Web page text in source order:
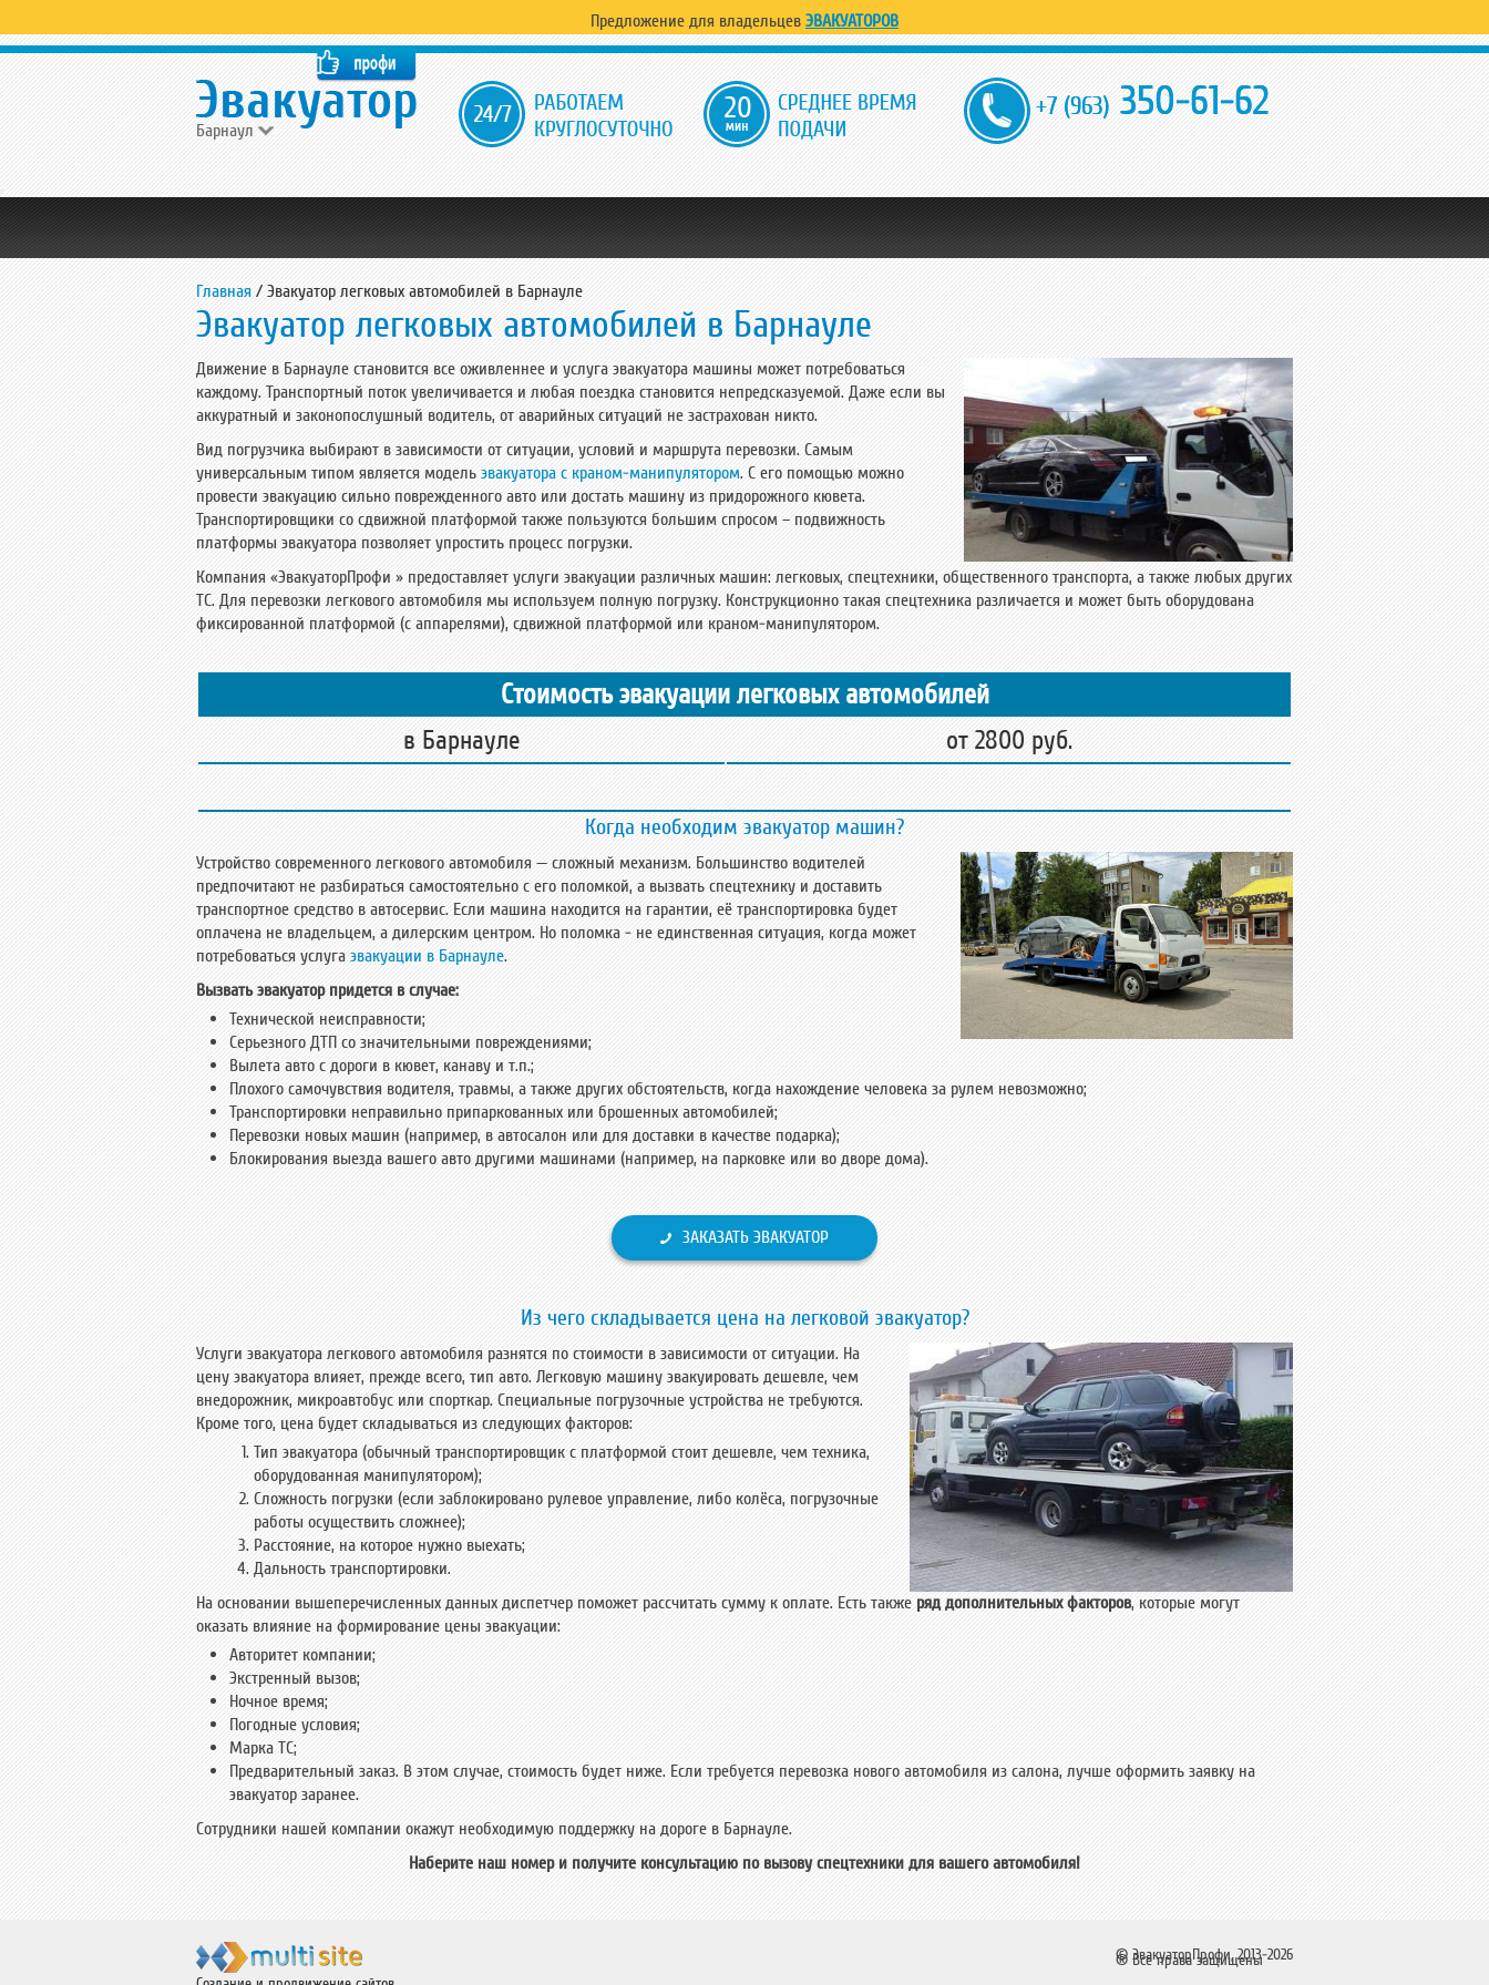
Предложение для владельцев ЭВАКУАТОРОВ
Барнаул
20 +7 (963) 350-61-62
Главная / Эвакуатор легковых автомобилей в Барнауле
Эвакуатор легковых автомобилей в Барнауле
Движение в Барнауле становится все оживленнее и услуга эвакуатора машины может потребоваться
каждому. Транспортный поток увеличивается и любая поездка становится непредсказуемой. Даже если вы
аккуратный и законопослушный водитель, от аварийных ситуаций не застрахован никто.
Вид погрузчика выбирают в зависимости от ситуации, условий и маршрута перевозки. Самым
универсальным типом является модель эвакуатора с краном-манипулятором. С его помощью можно
провести эвакуацию сильно поврежденного авто или достать машину из придорожного кювета.
Транспортировщики со сдвижной платформой также пользуются большим спросом – подвижность
платформы эвакуатора позволяет упростить процесс погрузки.
Компания «ЭвакуаторПрофи » предоставляет услуги эвакуации различных машин: легковых, спецтехники, общественного транспорта, а также любых других
ТС. Для перевозки легкового автомобиля мы используем полную погрузку. Конструкционно такая спецтехника различается и может быть оборудована
фиксированной платформой (с аппарелями), сдвижной платформой или краном-манипулятором.
Стоимость эвакуации легковых автомобилей
в Барнауле от 2800 руб.
Когда необходим эвакуатор машин?
Устройство современного легкового автомобиля — сложный механизм. Большинство водителей
предпочитают не разбираться самостоятельно с его поломкой, а вызвать спецтехнику и доставить
транспортное средство в автосервис. Если машина находится на гарантии, её транспортировка будет
оплачена не владельцем, а дилерским центром. Но поломка - не единственная ситуация, когда может
потребоваться услуга эвакуации в Барнауле.
Вызвать эвакуатор придется в случае:
Технической неисправности;
Серьезного ДТП со значительными повреждениями;
Вылета авто с дороги в кювет, канаву и т.п.;
Плохого самочувствия водителя, травмы, а также других обстоятельств, когда нахождение человека за рулем невозможно;
Транспортировки неправильно припаркованных или брошенных автомобилей;
Перевозки новых машин (например, в автосалон или для доставки в качестве подарка);
Блокирования выезда вашего авто другими машинами (например, на парковке или во дворе дома).
ЗАКАЗАТЬ ЭВАКУАТОР
Из чего складывается цена на легковой эвакуатор?
Услуги эвакуатора легкового автомобиля разнятся по стоимости в зависимости от ситуации. На
цену эвакуатора влияет, прежде всего, тип авто. Легковую машину эвакуировать дешевле, чем
внедорожник, микроавтобус или спорткар. Специальные погрузочные устройства не требуются.
Кроме того, цена будет складываться из следующих факторов:
Тип эвакуатора (обычный транспортировщик с платформой стоит дешевле, чем техника,
оборудованная манипулятором);
Сложность погрузки (если заблокировано рулевое управление, либо колёса, погрузочные
работы осуществить сложнее);
Расстояние, на которое нужно выехать;
Дальность транспортировки.
На основании вышеперечисленных данных диспетчер поможет рассчитать сумму к оплате. Есть также ряд дополнительных факторов, которые могут
оказать влияние на формирование цены эвакуации:
Авторитет компании;
Экстренный вызов;
Ночное время;
Погодные условия;
Марка ТС;
Предварительный заказ. В этом случае, стоимость будет ниже. Если требуется перевозка нового автомобиля из салона, лучше оформить заявку на
эвакуатор заранее.
Сотрудники нашей компании окажут необходимую поддержку на дороге в Барнауле.
Наберите наш номер и получите консультацию по вызову спецтехники для вашего автомобиля!
© ЭвакуаторПрофи, 2013-2026
® Все права защищены